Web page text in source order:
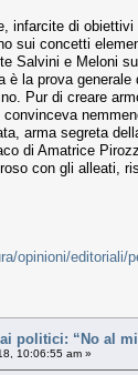
infarcite di
sui concetti
Salvini e Meloni
la prova
Pur di creare
arma segreta
di Amatrice
con gli alleati,
opinioni/
politici: “No al
10:06:55 am »